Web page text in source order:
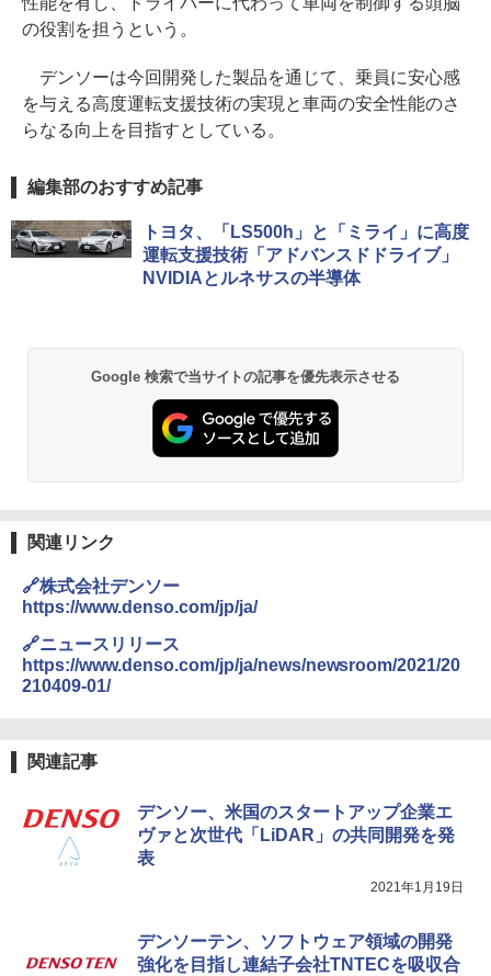
の役割を担うという。
デンソーは今回開発した製品を通じて、乗員に安心感
を与える高度運転支援技術の実現と車両の安全性能のさ
らなる向上を目指すとしている。
編集部のおすすめ記事
トヨタ、「LS500h」と「ミライ」に高度
運転支援技術「アドバンスドドライブ」
NVIDIAとルネサスの半導体
Google 検索で当サイトの記事を優先表示させる
関連リンク
🔗株式会社デンソー
https://www.denso.com/jp/ja/
🔗ニュースリリース
https://www.denso.com/jp/ja/news/newsroom/2021/20
210409-01/
関連記事
デンソー、米国のスタートアップ企業エ
ヴァと次世代「LiDAR」の共同開発を発
表
2021年1月19日
デンソーテン、ソフトウェア領域の開発
強化を目指し連結子会社TNTECを吸収合